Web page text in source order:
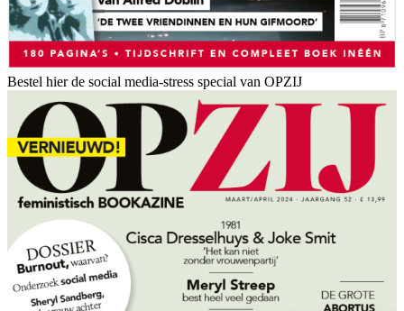
Bestel hier de social media-stress special van OPZIJ